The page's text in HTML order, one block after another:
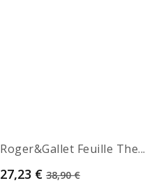
Roger&gallet Feuille The...
Prix
27,23 € Prix de base
38,90 €